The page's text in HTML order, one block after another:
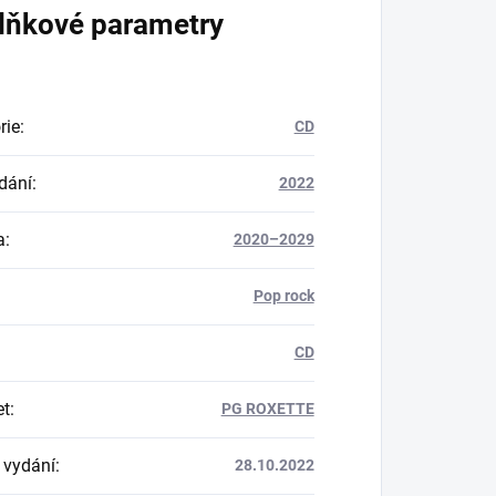
parametry
: CD
: 2022
: 2020–2029
Pop rock
CD
: PG ROXETTE
: 28.10.2022